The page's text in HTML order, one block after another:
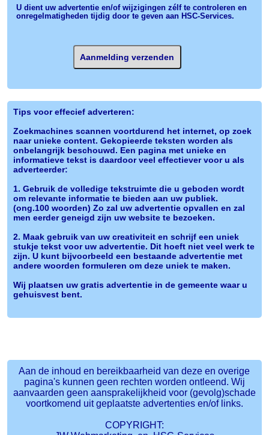
U dient uw advertentie en/of wijzigingen zélf te controleren en
onregelmatigheden tijdig door te geven aan HSC-Services.
Tips voor effecief adverteren:
Zoekmachines scannen voortdurend het internet, op zoek
naar unieke content. Gekopieerde teksten worden als
onbelangrijk beschouwd. Een pagina met unieke en
informatieve tekst is daardoor veel effectiever voor u als
adverteerder:
1. Gebruik de volledige tekstruimte die u geboden wordt
om relevante informatie te bieden aan uw publiek.
(ong.100 woorden) Zo zal uw advertentie opvallen en zal
men eerder geneigd zijn uw website te bezoeken.
2. Maak gebruik van uw creativiteit en schrijf een uniek
stukje tekst voor uw advertentie. Dit hoeft niet veel werk te
zijn. U kunt bijvoorbeeld een bestaande advertentie met
andere woorden formuleren om deze uniek te maken.
Wij plaatsen uw gratis advertentie in de gemeente waar u
gehuisvest bent.
Aan de inhoud en bereikbaarheid van deze en overige
pagina's kunnen geen rechten worden ontleend. Wij
aanvaarden geen aansprakelijkheid voor (gevolg)schade
voortkomend uit geplaatste advertenties en/of links.
COPYRIGHT: